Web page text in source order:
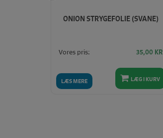
ONION STRYGEFOLIE (SVANE)
LÆS MERE
Vores pris: 35,00 KR
LÆG I KURV